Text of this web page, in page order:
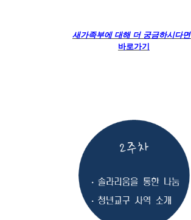
새가족부에 대해 더 궁금하시다
바로가기